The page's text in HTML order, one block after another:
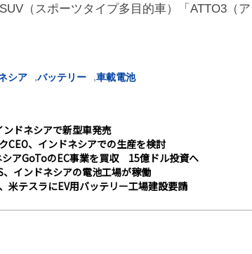
（スポーツタイプ多目的車）「ATTO3（
シア バッテリー 車載電池
ドネシアで新型車発売
CEO、インドネシアでの生産を検討
アGoToのEC事業を買収 15億ドル投資へ
、インドネシアの電池工場が稼働
米テスラにEV用バッテリー工場建設要請